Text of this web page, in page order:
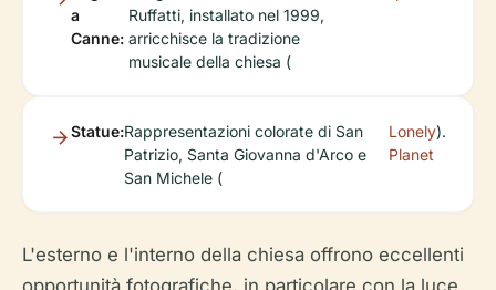
a
Canne:
Ruffatti, installato nel 1999,
arricchisce la tradizione
musicale della chiesa (
Statue:Rappresentazioni colorate di San
Patrizio, Santa Giovanna d'Arco e
San Michele (
Lonely
Planet
).
L'esterno e l'interno della chiesa offrono eccellenti
opportunità fotografiche, in particolare con la luce